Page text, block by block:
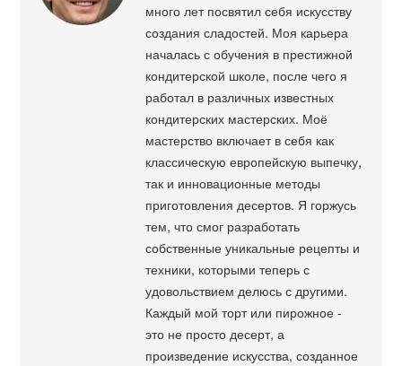
много лет посвятил себя искусству
создания сладостей. Моя карьера
началась с обучения в престижной
кондитерской школе, после чего я
работал в различных известных
кондитерских мастерских. Моё
мастерство включает в себя как
классическую европейскую выпечку,
так и инновационные методы
приготовления десертов. Я горжусь
тем, что смог разработать
собственные уникальные рецепты и
техники, которыми теперь с
удовольствием делюсь с другими.
Каждый мой торт или пирожное -
это не просто десерт, а
произведение искусства, созданное